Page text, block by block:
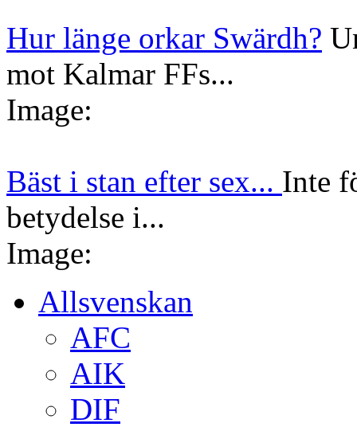
Hur länge orkar Swärdh?
mot Kalmar FFs...
Image:
Bäst i stan efter sex... Inte
betydelse i...
Image:
Allsvenskan
AFC
AIK
DIF